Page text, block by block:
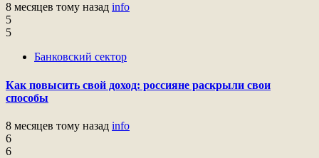
8 месяцев тому назад info
5
5
Банковский сектор
Как повысить свой доход: россияне раскрыли свои
способы
8 месяцев тому назад info
6
6